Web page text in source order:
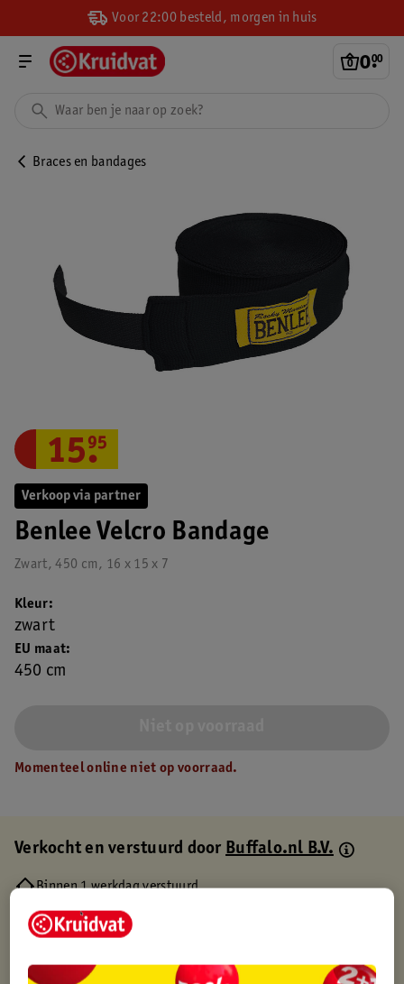
Voor 22:00 besteld, morgen in huis
0.
00
Braces en bandages
Verkoop via partner
Benlee Velcro Bandage
Zwart, 450 cm, 16 x 15 x 7
15.
95
EU maat
450 cm
Kleur
zwart
Momenteel online niet op voorraad.
Verkocht en verstuurd doorBuffalo.nl B.V.
Binnen 1 werkdag verstuurd
Gratis thuisbezorgd
Gratis retourneren via verkooppartner.